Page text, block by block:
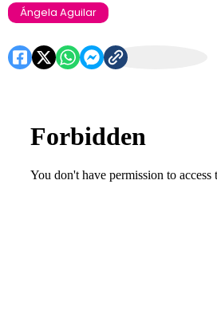
Ángela Aguilar